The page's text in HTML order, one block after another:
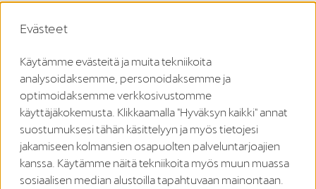
Vastuuvapauslauseke Volkswagen Group Charging GmbH
¹ LTE
CUPRA/SEAT Charger (1. sukupolvi vuodesta 2020 alkaen):
LTE-toimintoa saa käyttää vain EU:n jäsenvaltioissa sekä Yhdistyneessä
kuningaskunnassa, Sveitsissä ja Norjassa.
CUPRA Charger 2 (2. sukupolvi vuodesta 2024 alkaen):
LTE-toimintoa saa käyttää vain EU:n jäsenvaltioissa sekä Yhdistyneessä
kuningaskunnassa, Sveitsissä, Liechtensteinissa, Islannissa ja Norjassa.
² Älykäs lataus
Smart Charging -toiminnot ovat aluksi käytettävissä ajoneuvosovellus
Evästeet
Käytämme evästeitä ja muita tekniikoita
analysoidaksemme, personoidaksemme ja
optimoidaksemme verkkosivustomme
käyttäjäkokemusta. Klikkaamalla "Hyväksyn kaikki" annat
suostumuksesi tähän käsittelyyn ja myös tietojesi
jakamiseen kolmansien osapuolten palveluntarjoajien
kanssa. Käytämme näitä tekniikoita myös muun muassa
sosiaalisen median alustoilla tapahtuvaan mainontaan.